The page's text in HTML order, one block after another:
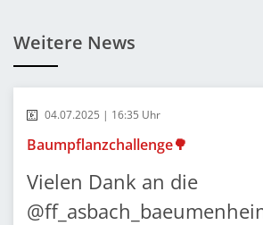
Weitere News
04.07.2025 | 16:35 Uhr
Baumpflanzchallenge🌳
Vielen Dank an die